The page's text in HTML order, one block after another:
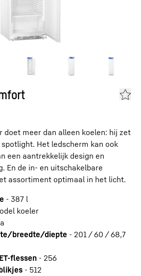
doet meer dan alleen koelen: hij zet
Het ledscherm kan ook
een aantrekkelijk design en
En de in- en uitschakelbare
assortiment optimaal in het licht.
- 387 l
koeler
breedte/diepte - 201 / 60 / 68,7
flessen - 256
- 512